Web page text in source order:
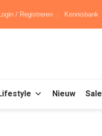
/ Registreren Kennisbank
Nieuw Sale